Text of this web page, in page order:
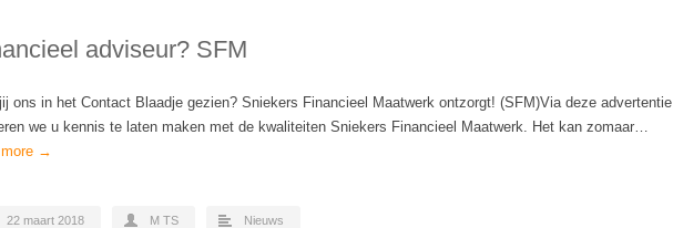
adviseur? SFM
ons in het Contact Blaadje gezien? Sniekers Financieel Maatwerk ontzorgt! (SFM)Via deze advertentie
we u kennis te laten maken met de kwaliteiten Sniekers Financieel Maatwerk. Het kan zomaar…
more →
22 maart 2018 M TS Nieuws